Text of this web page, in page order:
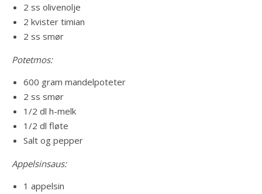
2 ss olivenolje
2 kvister timian
2 ss smør
Potetmos:
600 gram mandelpoteter
2 ss smør
1/2 dl h-melk
1/2 dl fløte
Salt og pepper
Appelsinsaus:
1 appelsin